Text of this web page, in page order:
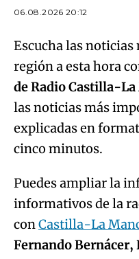
06.08.2026 20:12
Escucha las
región a esta hora
de Radio Castilla-La
las noticias más
explicadas en
cinco minutos.
Puedes ampliar la
informativos de la
conCastilla-La
Fernando Bernácer,